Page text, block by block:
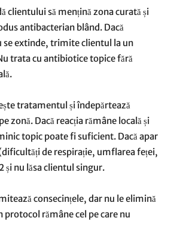
clientului să mențină zona curată și
antibacterian blând. Dacă
se extinde, trimite clientul la un
trata cu antibiotice topice fără
tratamentul și îndepărtează
zonă. Dacă reacția rămâne locală și
topic poate fi suficient. Dacă apar
de respirație, umflarea feței,
și nu lăsa clientul singur.
consecințele, dar nu le elimină
rămâne cel pe care nu